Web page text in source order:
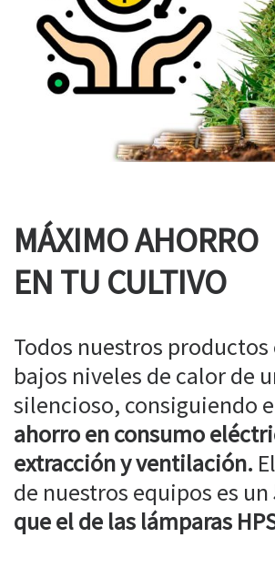
MÁXIMO AHORRO
EN TU CULTIVO
Todos nuestros
bajos niveles de calor de
silencioso, consiguiendo
ahorro en consumo
extracción y ventilación.
de nuestros equipos es un
que el de las lámparas